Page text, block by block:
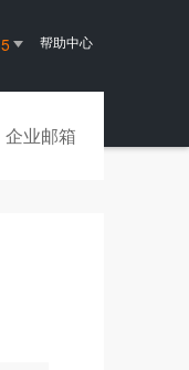
5 帮助中心
企业邮箱